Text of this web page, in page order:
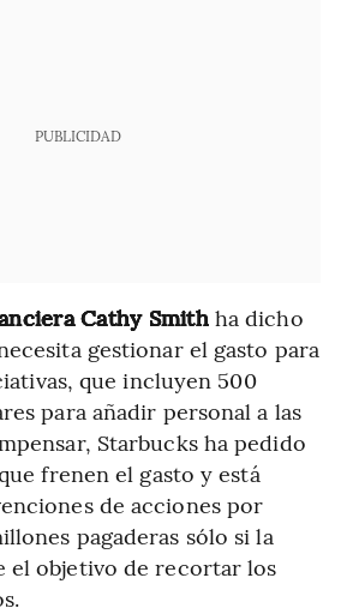
PUBLICIDAD
Cathy Smithha dicho
gestionar el gasto para
que incluyen 500
para añadir personal a las
Starbucks ha pedido
frenen el gasto y está
de acciones por
pagaderas sólo si la
el objetivo de recortar los